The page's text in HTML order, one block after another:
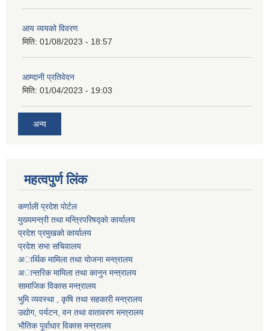
आय व्ययको विवरण
मिति: 01/08/2023 - 18:57
आम्दानी प्रतिवेदन
मिति: 01/04/2023 - 19:03
अन्य
महत्वपुर्ण लिंक
कर्णाली प्रदेश पाेर्टल
मुख्यमन्त्री तथा मन्त्रिपरिषद्काे कार्यालय
प्रदेश प्रमुखकाे कार्यालय
प्रदेश सभा सचिवालय
अार्थिक मामिला तथा याेजना मन्त्रालय
अान्तरिक मामिला तथा कानुन मन्त्रालय
सामाजिक विकास मन्त्रालय
भुमि व्यवस्था , कृषि तथा सहकारी मन्त्रालय
उद्याेग, पर्यटन, वन तथा वातावरण मन्त्रालय
भाैतिक पूर्वाधार विकास मन्त्रालय